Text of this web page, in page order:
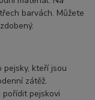
barvách. Můžete
kteří jsou
zátěž.
pořídit pejskovi